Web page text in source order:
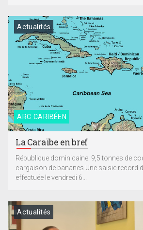
ARC CARIBÉEN
Actualités
La Caraïbe en bref
République dominicaine. 9,5 tonnes de
cargaison de bananes Une saisie record
effectuée le vendredi 6...
Actualités